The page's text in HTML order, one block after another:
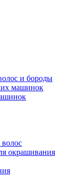
и бороды
машинок
окрашивания